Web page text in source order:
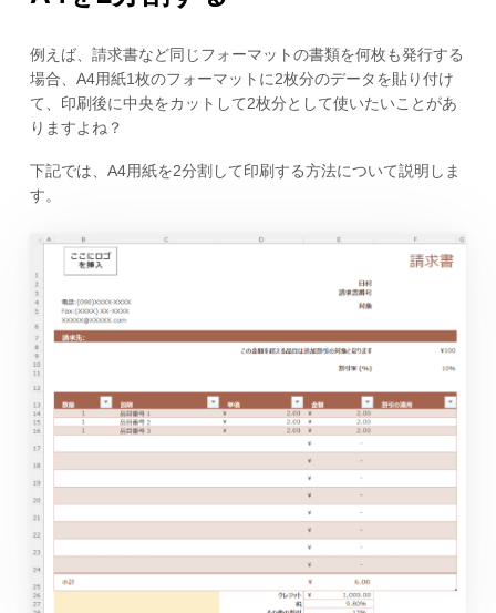
例えば、請求書など同じフォーマットの書類を何枚も発行する
場合、A4用紙1枚のフォーマットに2枚分のデータを貼り付け
て、印刷後に中央をカットして2枚分として使いたいことがあ
りますよね？
下記では、A4用紙を2分割して印刷する方法について説明しま
す。